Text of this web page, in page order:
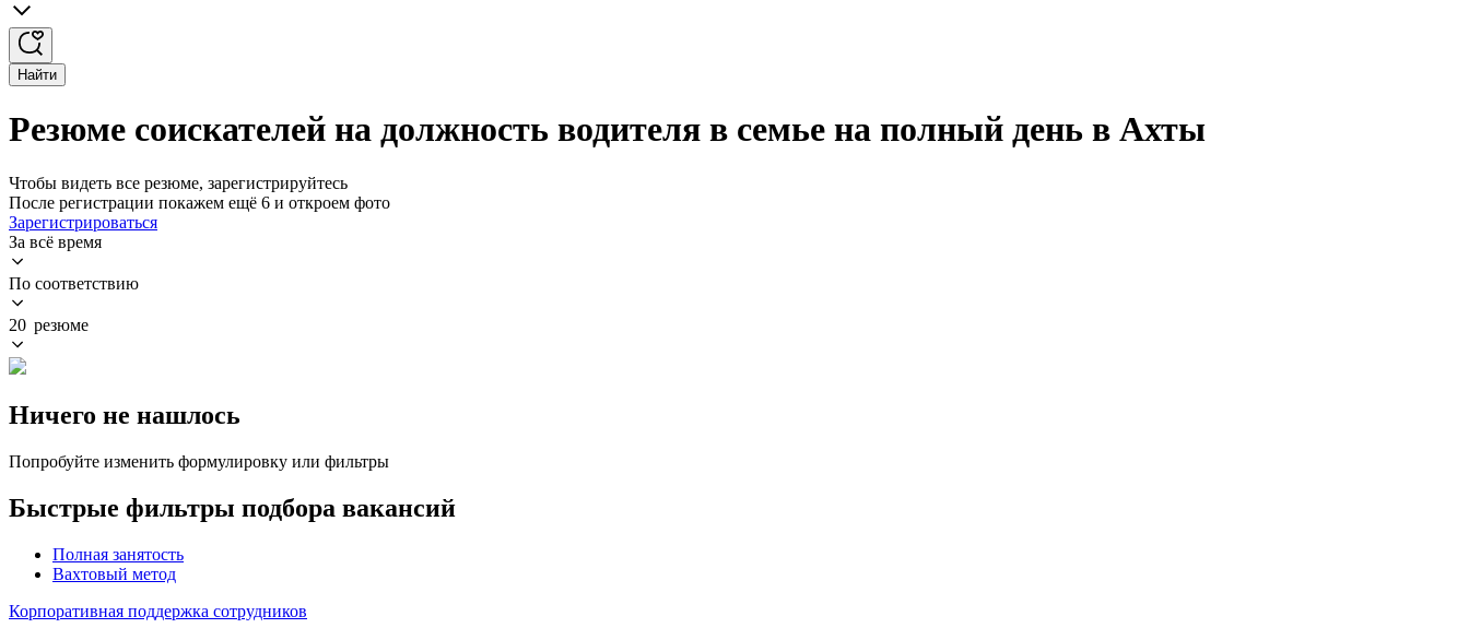
Найти
Резюме соискателей на должность водителя в семье на полный день в Ахты
Чтобы видеть все резюме, зарегистрируйтесь
После регистрации покажем ещё 6 и откроем фото
Зарегистрироваться
За всё время
По соответствию
20 резюме
Ничего не нашлось
Попробуйте изменить формулировку или фильтры
Быстрые фильтры подбора вакансий
Полная занятость
Вахтовый метод
Корпоративная поддержка сотрудников